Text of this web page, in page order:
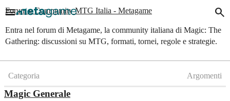
menu search
Forum e Community MTG Italia - Metagame
Entra nel forum di Metagame, la community italiana di Magic: The
Gathering: discussioni su MTG, formati, tornei, regole e strategie.
Categoria Argomenti
Magic Generale